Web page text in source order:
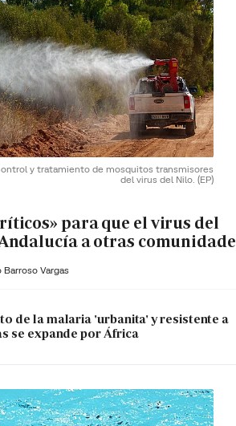
y tratamiento de mosquitos transmisores
del virus del Nilo. (EP)
para que el virus del
a otras
Barroso Vargas
de la malaria 'urbanita' y resistente a
se expande por África